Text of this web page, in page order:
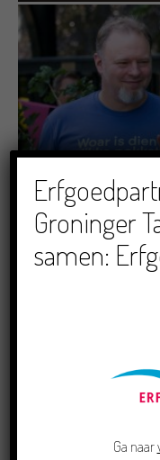
Dichters in de
Ommaans
29/06/2026
Crowdfunding
Groningse liedjes
Groninger
samen:
Ga naar